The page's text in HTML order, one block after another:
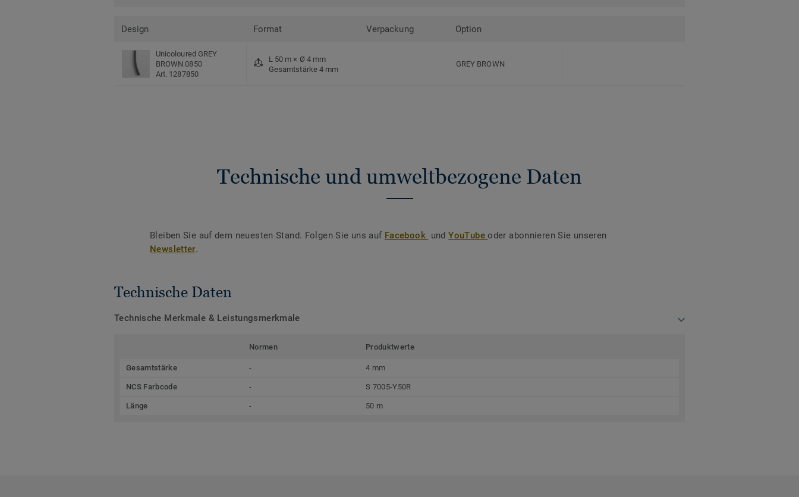
Design Format Verpackung Option
Unicoloured GREY
BROWN 0850
Art. 1287850
L 50 m × Ø 4 mm
Gesamtstärke 4 mm
GREY BROWN
Technische und umweltbezogene Daten
Bleiben Sie auf dem neuesten Stand. Folgen Sie uns auf Facebook undYouTubeoder abonnieren Sie unseren
Newsletter.
Technische Daten
Technische Merkmale & Leistungsmerkmale
Normen Produktwerte
Gesamtstärke - 4 mm
NCS Farbcode - S 7005-Y50R
Länge - 50 m